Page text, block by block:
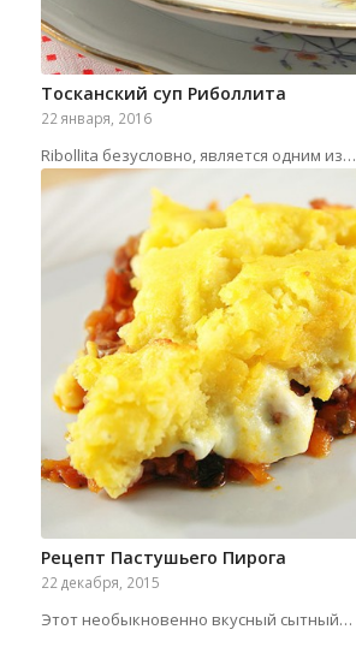
Тосканский суп Риболлита
22 января, 2016
Ribollita безусловно, является одним из…
Рецепт Пастушьего Пирога
22 декабря, 2015
Этот необыкновенно вкусный сытный…